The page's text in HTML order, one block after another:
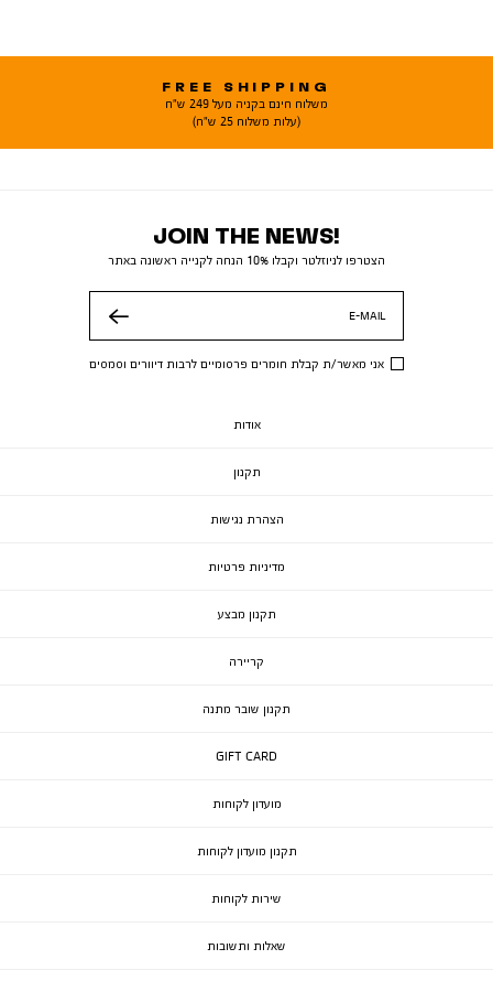
FREE SHIPPING
משלוח חינם בקניה מעל 249 ש"ח
(עלות משלוח 25 ש"ח)
JOIN THE NEWS!
הצטרפו לניוזלטר וקבלו 10% הנחה לקנייה ראשונה באתר
E-MAIL
אני מאשר/ת קבלת חומרים פרסומיים לרבות דיוורים וסמסים
אודות
תקנון
הצהרת נגישות
מדיניות פרטיות
תקנון מבצע
קריירה
תקנון שובר מתנה
GIFT CARD
מועדון לקוחות
תקנון מועדון לקוחות
שירות לקוחות
שאלות ותשובות